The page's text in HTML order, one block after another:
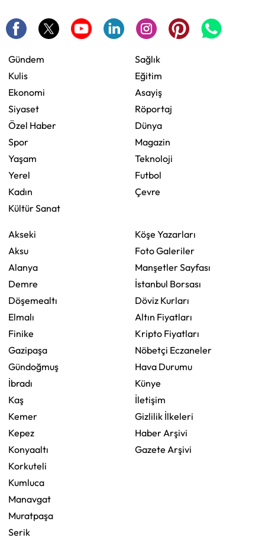
Gündem
Kulis
Ekonomi
Siyaset
Özel Haber
Spor
Yaşam
Yerel
Kadın
Kültür Sanat
Sağlık
Eğitim
Asayiş
Röportaj
Dünya
Magazin
Teknoloji
Futbol
Çevre
Akseki
Aksu
Alanya
Demre
Döşemealtı
Elmalı
Finike
Gazipaşa
Gündoğmuş
İbradı
Kaş
Kemer
Kepez
Konyaaltı
Korkuteli
Kumluca
Manavgat
Muratpaşa
Serik
Köşe Yazarları
Foto Galeriler
Manşetler Sayfası
İstanbul Borsası
Döviz Kurları
Altın Fiyatları
Kripto Fiyatları
Nöbetçi Eczaneler
Hava Durumu
Künye
İletişim
Gizlilik İlkeleri
Haber Arşivi
Gazete Arşivi